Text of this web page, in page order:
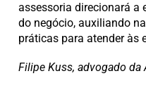
assessoria direcionará a
do negócio, auxiliando
práticas para atender às
Filipe Kuss, advogado da